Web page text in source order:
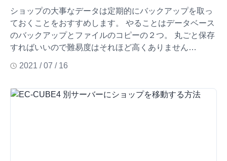
ショップの大事なデータは定期的にバックアップを取っ
ておくことをおすすめします。 やることはデータベース
のバックアップとファイルのコピーの２つ。 丸ごと保存
すればいいので難易度はそれほど高くありません…
2021 / 07 / 16